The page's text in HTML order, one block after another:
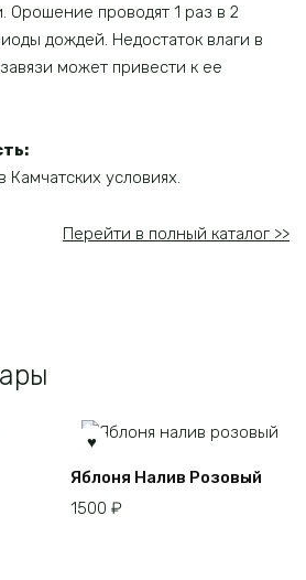
Орошение проводят 1 раз в 2
дождей. Недостаток влаги в
может привести к ее
условиях.
Перейти в полный каталог >>
Этот
Яблоня Налив Розовый
1500 ₽